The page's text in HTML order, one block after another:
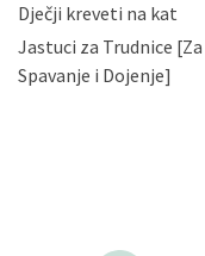
zatražiti
podataka.
gore navedenu
Dječji kreveti na kat
Jastuci za Trudnice [Za
Spavanje i Dojenje]